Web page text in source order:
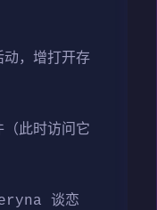
动，增打开存
此时访问它
谈恋